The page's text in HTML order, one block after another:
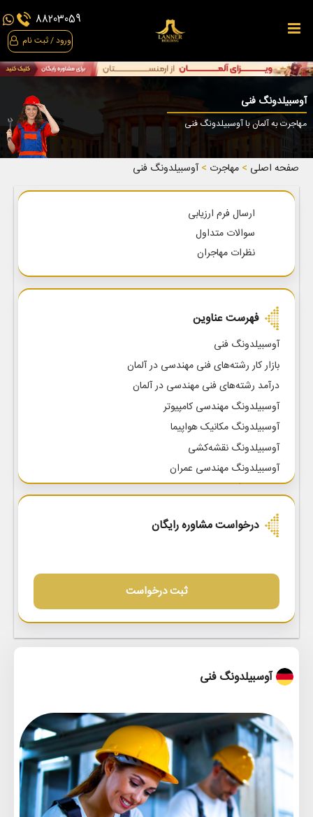
88203059
ورود / ثبت نام
اقامت
مشاوره
نقشه
آوسبیلدونگ فنی
مهاجرت به آلمان با آوسبیلدونگ فنی
صفحه اصلی >مهاجرت >آوسبیلدونگ فنی
ارسال فرم ارزیابی
سوالات متداول
نظرات مهاجران
فهرست عناوین
آوسبیلدونگ فنی
بازار کار رشته‌های فنی مهندسی در آلمان
درآمد رشته‌های فنی مهندسی در آلمان
آوسبیلدونگ مهندسی کامپیوتر
آوسبیلدونگ مکانیک هواپیما
آوسبیلدونگ نقشه‌کشی
آوسبیلدونگ مهندسی عمران
آوسبیلدونگ مهندسی برق
درخواست مشاوره رایگان
ثبت درخواست
آوسبیلدونگ فنی